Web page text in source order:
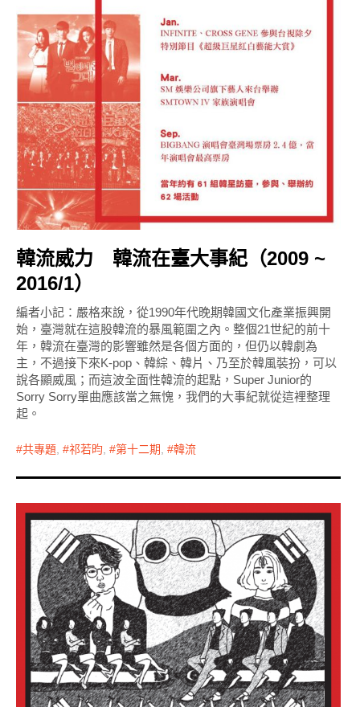
韓流威力 韓流在臺大事紀（2009 ~
2016/1）
編者小記：嚴格來說，從1990年代晚期韓國文化產業振興開
始，臺灣就在這股韓流的暴風範圍之內。整個21世紀的前十
年，韓流在臺灣的影響雖然是各個方面的，但仍以韓劇為
主，不過接下來K-pop、韓綜、韓片、乃至於韓風裝扮，可以
說各顯威風；而這波全面性韓流的起點，Super Junior的
Sorry Sorry單曲應該當之無愧，我們的大事紀就從這裡整理
起。
共專題 , 祁若昀 , 第十二期 , 韓流